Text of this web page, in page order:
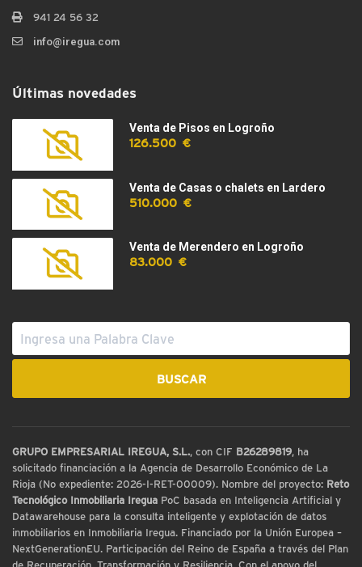
941 24 56 32
info@iregua.com
Últimas novedades
Venta de Pisos en Logroño
126.500 €
Venta de Casas o chalets en Lardero
510.000 €
Venta de Merendero en Logroño
83.000 €
GRUPO EMPRESARIAL IREGUA, S.L., con CIF B26289819, ha
solicitado financiación a la Agencia de Desarrollo Económico de La
Rioja (No expediente: 2026-I-RET-00009). Nombre del proyecto: Reto
Tecnológico Inmobiliaria Iregua PoC basada en Inteligencia Artificial y
Datawarehouse para la consulta inteligente y explotación de datos
inmobiliarios en Inmobiliaria Iregua. Financiado por la Unión Europea –
NextGenerationEU. Participación del Reino de España a través del Plan